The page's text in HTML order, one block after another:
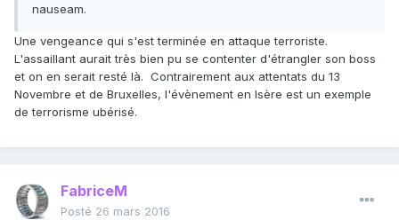
nauseam.
Une vengeance qui s'est terminée en attaque terroriste.
L'assaillant aurait très bien pu se contenter d'étrangler son boss
et on en serait resté là. Contrairement aux attentats du 13
Novembre et de Bruxelles, l'évènement en Isère est un exemple
de terrorisme ubérisé.
FabriceM
Posté 26 mars 2016